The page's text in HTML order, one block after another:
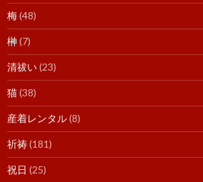
梅(48)
榊(7)
清祓い(23)
猫(38)
産着レンタル(8)
祈祷(181)
祝日 (25)